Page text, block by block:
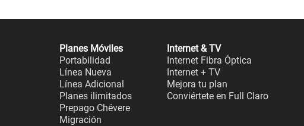
Planes Móviles
Portabilidad
Línea Nueva
Línea Adicional
Planes ilimitados
Prepago Chévere
Migración
Internet & TV
Internet Fibra Óptica
Internet + TV
Mejora tu plan
Conviértete en Full Claro